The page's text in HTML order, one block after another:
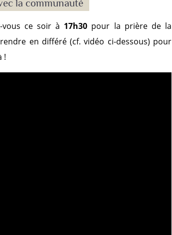
la communauté
vous ce soir à 17h30 pour la prière de la
en différé (cf. vidéo ci-dessous) pour
!